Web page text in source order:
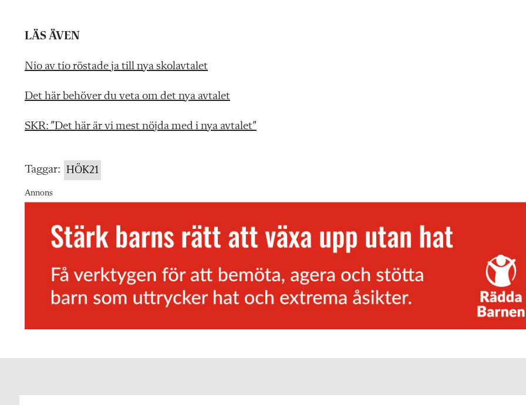
LÄS ÄVEN
Nio av tio röstade ja till nya skolavtalet
Det här behöver du veta om det nya avtalet
SKR: ”Det här är vi mest nöjda med i nya avtalet”
Taggar: HÖK21
Annons